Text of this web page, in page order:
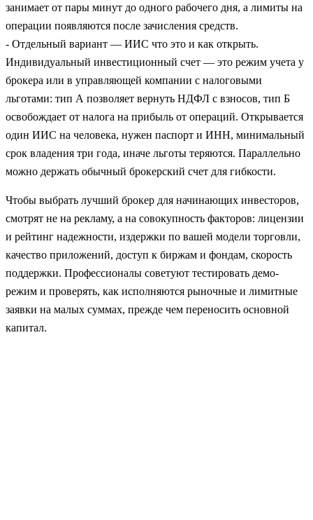
занимает от пары минут до одного рабочего дня, а лимиты на
операции появляются после зачисления средств.
- Отдельный вариант — ИИС что это и как открыть.
Индивидуальный инвестиционный счет — это режим учета у
брокера или в управляющей компании с налоговыми
льготами: тип А позволяет вернуть НДФЛ с взносов, тип Б
освобождает от налога на прибыль от операций. Открывается
один ИИС на человека, нужен паспорт и ИНН, минимальный
срок владения три года, иначе льготы теряются. Параллельно
можно держать обычный брокерский счет для гибкости.
Чтобы выбрать лучший брокер для начинающих инвесторов,
смотрят не на рекламу, а на совокупность факторов: лицензии
и рейтинг надежности, издержки по вашей модели торговли,
качество приложений, доступ к биржам и фондам, скорость
поддержки. Профессионалы советуют тестировать демо-
режим и проверять, как исполняются рыночные и лимитные
заявки на малых суммах, прежде чем переносить основной
капитал.